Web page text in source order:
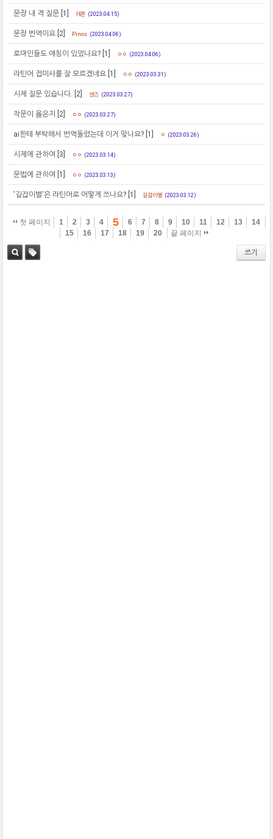
문장 내 격 질문 [1] 레몬 (2023.04.15)
문장 번역이요 [2] Pinos (2023.04.06)
로마인들도 애칭이 있었나요? [1] ㅇㅇ (2023.04.06)
라틴어 접미사를 잘 모르겠네요 [1] ㅇㅇ (2023.03.31)
시제 질문 있습니다. [2] 샌즈 (2023.03.27)
작문이 옳은지 [2] ㅇㅇ (2023.03.27)
ai한테 부탁해서 번역돌렸는데 이거 맞나요? [1] ㅇ (2023.03.26)
시제에 관하여 [3] ㅇㅇ (2023.03.14)
문법에 관하여 [1] ㅇㅇ (2023.03.13)
'길잡이별'은 라틴어로 어떻게 쓰나요? [1] 길잡이별 (2023.03.12)
첫 페이지 1 2 3 4 5 6 7 8 9 10 11 12 13
14
15
16 17 18 19 20 끝 페이지
쓰기